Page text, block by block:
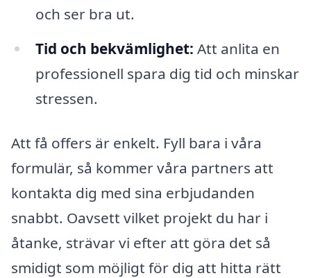
och ser bra ut.
Tid och bekvämlighet: Att anlita en
professionell spara dig tid och minskar
stressen.
Att få offers är enkelt. Fyll bara i våra
formulär, så kommer våra partners att
kontakta dig med sina erbjudanden
snabbt. Oavsett vilket projekt du har i
åtanke, strävar vi efter att göra det så
smidigt som möjligt för dig att hitta rätt